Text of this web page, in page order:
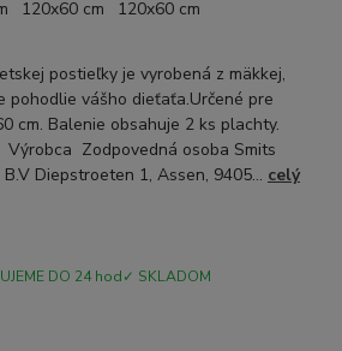
postieľky je vyrobená z mäkkej,
pohodlie vášho dieťaťa.Určené pre
cm. Balenie obsahuje 2 ks plachty.
Zodpovedná osoba Smits
Diepstroeten 1, Assen, 9405... celý
DO 24 hod✓ SKLADOM